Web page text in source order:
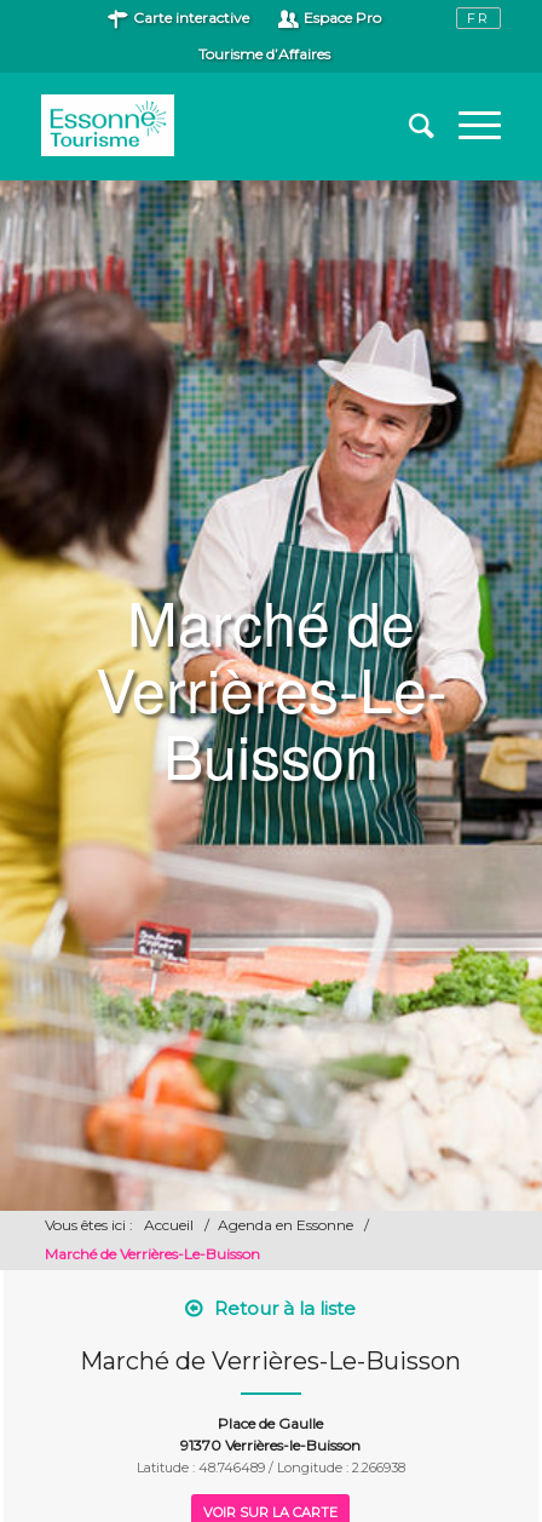
Carte interactive
Espace Pro
Tourisme d’Affaires
Marché de
Verrières-Le-
Buisson
Vous êtes ici : Accueil / Agenda en Essonne
/
Marché de Verrières-Le-Buisson
Retour à la liste
Marché de Verrières-Le-Buisson
Place de Gaulle
91370 Verrières-le-Buisson
Latitude : 48.746489 / Longitude : 2.266938
VOIR SUR LA CARTE